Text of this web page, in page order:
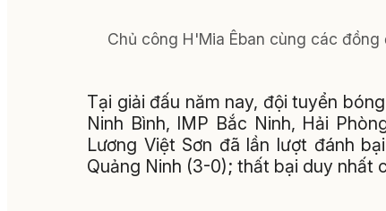
Chủ công H'Mia Êban cùng các
Tại giải đấu năm nay, đội tuyển
Ninh Bình, IMP Bắc Ninh, Hải
Lương Việt Sơn đã lần lượt đánh
Quảng Ninh (3-0); thất bại duy nhất